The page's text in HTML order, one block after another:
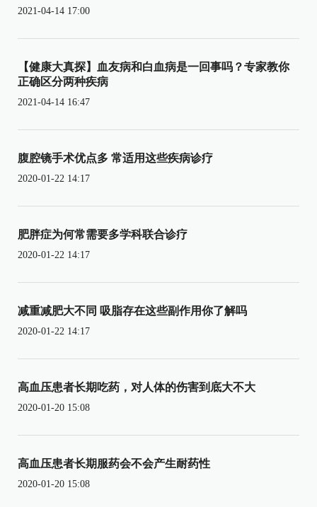
2021-04-14 17:00
【健康大真探】血友病和白血病是一回事吗？专家教你
正确区分两种疾病
2021-04-14 16:47
腹腔镜手术优点多 常适用这些疾病诊疗
2020-01-22 14:17
肥胖症为何常需要多学科联合诊疗
2020-01-22 14:17
减重减肥大不同 吸脂存在这些副作用你了解吗
2020-01-22 14:17
高血压患者长期吃药，对人体的伤害到底大不大
2020-01-20 15:08
高血压患者长期服药会不会产生耐药性
2020-01-20 15:08